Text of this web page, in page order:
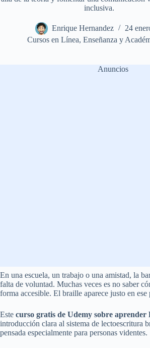
inclusiva.
Enrique Hernandez
24
Cursos en Línea, Enseñanza y
Anuncios
En una escuela, un trabajo o una amistad, la
falta de voluntad. Muchas veces es no saber
forma accesible. El braille aparece justo en ese
Este curso gratis de Udemy sobre aprender
introducción clara al sistema de lectoescritura
pensada especialmente para personas videntes.